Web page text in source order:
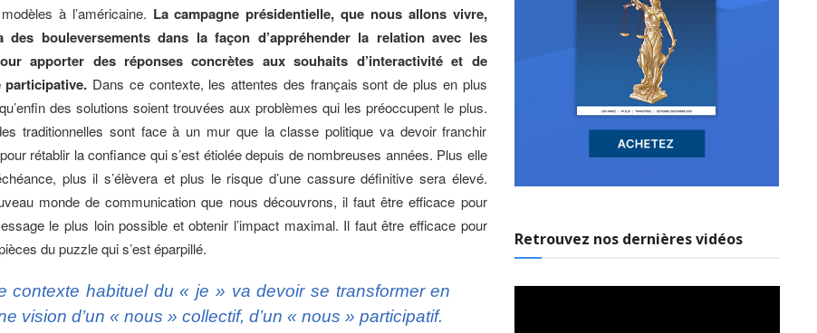
à l’américaine. La campagne présidentielle, que nous allons vivre,
des bouleversements dans la façon d’appréhender la relation avec les
apporter des réponses concrètes aux souhaits d’interactivité et de
participative. Dans ce contexte, les attentes des français sont de plus en plus
des solutions soient trouvées aux problèmes qui les préoccupent le plus.
traditionnelles sont face à un mur que la classe politique va devoir franchir
rétablir la confiance qui s’est étiolée depuis de nombreuses années. Plus elle
plus il s’élèvera et plus le risque d’une cassure définitive sera élevé.
monde de communication que nous découvrons, il faut être efficace pour
le plus loin possible et obtenir l’impact maximal. Il faut être efficace pour
du puzzle qui s’est éparpillé.
contexte habituel du « je » va devoir se transformer en
vision d’un « nous » collectif, d’un « nous » participatif.
Retrouvez nos dernières vidéos